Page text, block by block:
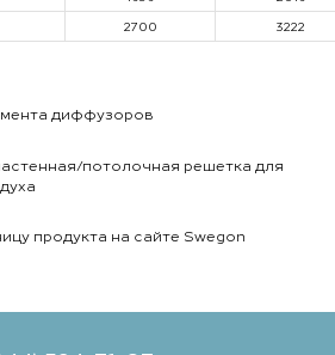
2700 3222
диффузоров
потолочная решетка для
продукта на сайте Swegon